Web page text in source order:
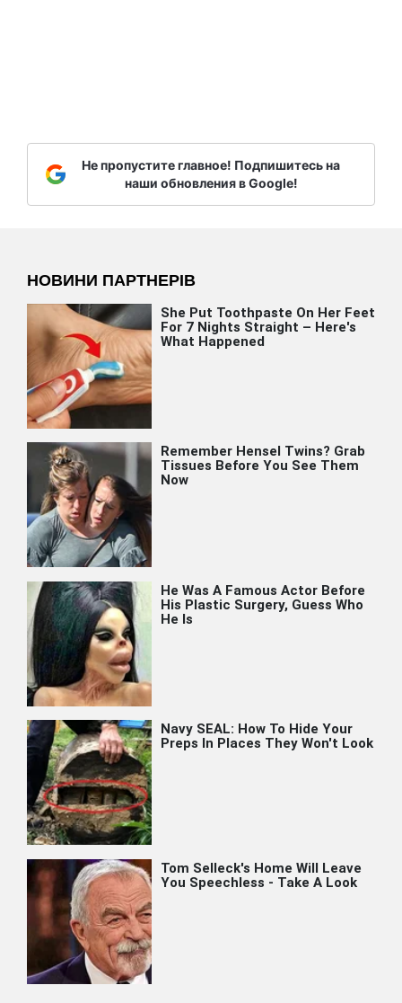
Не пропустите главное! Подпишитесь на
наши обновления в Google!